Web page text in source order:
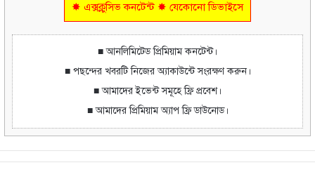
✸ এক্সক্লুসিভ কনটেন্ট ✸ যেকোনো ডিভাইসে
■ আনলিমিটেড প্রিমিয়াম কনটেন্ট।
■ পছন্দের খবরটি নিজের অ্যাকাউন্টে সংরক্ষণ করুন।
■ আমাদের ইভেন্ট সমূহে ফ্রি প্রবেশ।
■ আমাদের প্রিমিয়াম অ্যাপ ফ্রি ডাউনোড।